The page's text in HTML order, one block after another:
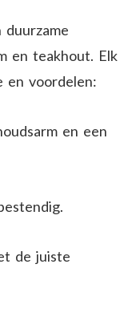
en teakhout. Elk
en voordelen:
en een
de juiste